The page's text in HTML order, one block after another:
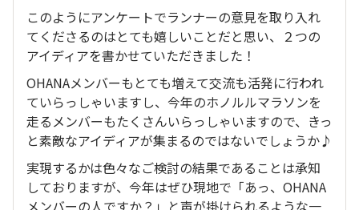
このようにアンケートでランナーの意見を取り入れ
てくださるのはとても嬉しいことだと思い、２つの
アイディアを書かせていただきました！
OHANAメンバーもとても増えて交流も活発に行われ
ていらっしゃいますし、今年のホノルルマラソンを
走るメンバーもたくさんいらっしゃいますので、きっ
と素敵なアイディアが集まるのではないでしょうか♪
実現するかは色々なご検討の結果であることは承知
しておりますが、今年はぜひ現地で「あっ、OHANA
メンバーの人ですか？」と声が掛けられるような一